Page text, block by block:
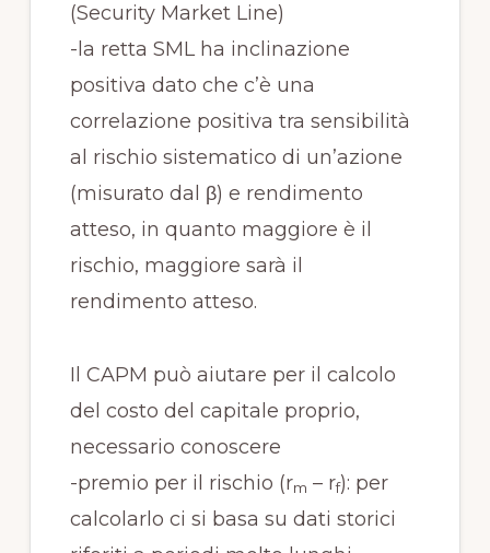
(Security Market Line)
-la retta SML ha inclinazione
positiva dato che c’è una
correlazione positiva tra sensibilità
al rischio sistematico di un’azione
(misurato dal β) e rendimento
atteso, in quanto maggiore è il
rischio, maggiore sarà il
rendimento atteso.
Il CAPM può aiutare per il calcolo
del costo del capitale proprio,
necessario conoscere
-premio per il rischio (rm – rf): per
calcolarlo ci si basa su dati storici